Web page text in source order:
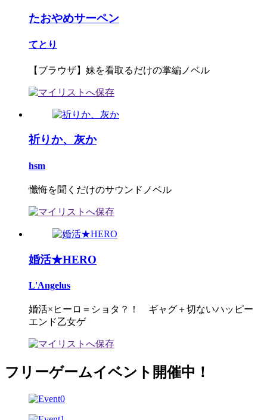
たおやめサーペン
てとり
【ブラウザ】妹を看取るだけの掌編ノベル
祈りか、灰か
hsm
懺悔を聞くだけのサウンドノベル
婚活★HERO
L'Angelus
婚活×ヒーロ＝ショタ？！ ギャグ＋切ないハッピー
エンド乙女ゲ
フリーゲームイベント開催中！